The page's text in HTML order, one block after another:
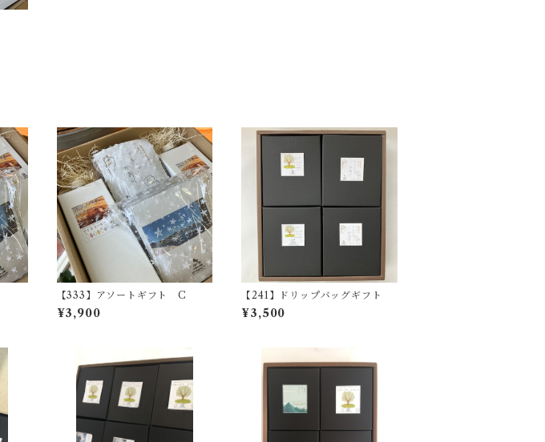
【333】アソートギフト C
¥3,900
【241】ドリップバッグギフト
¥3,500